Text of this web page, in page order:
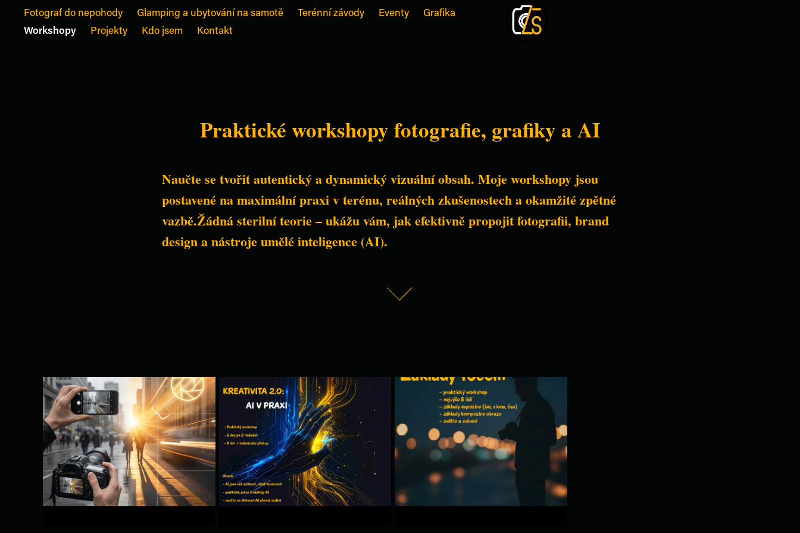
Fotograf do nepohody Glamping a ubytování na samotě Terénní závody Eventy
Grafika
Workshopy
Projekty Kdo jsem Kontakt
Praktické workshopy fotografie, grafiky a AI
Naučte se tvořit autentický a dynamický vizuální obsah. Moje workshopy jsou
postavené na maximální praxi v terénu, reálných zkušenostech a okamžité zpětné
vazbě.Žádná sterilní teorie – ukážu vám, jak efektivně propojit fotografii, brand
design a nástroje umělé inteligence (AI).
Praktické workshopy fotografie, grafiky a AI
Naučte se tvořit autentický a dynamický vizuální obsah. Moje workshopy jsou
postavené na maximální praxi v terénu, reálných zkušenostech a okamžité zpětné
vazbě.Žádná sterilní teorie – ukážu vám, jak efektivně propojit fotografii, brand
design a nástroje umělé inteligence (AI).